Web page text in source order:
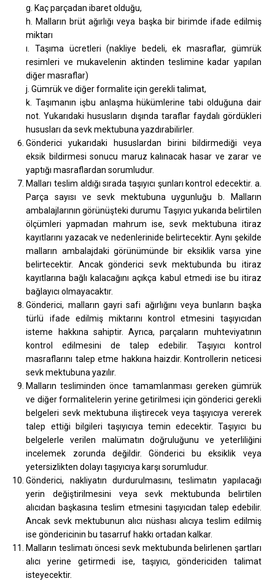
g. Kaç parçadan ibaret olduğu,
h. Malların brüt ağırlığı veya başka bir birimde ifade edilmiş
miktarı
ı. Taşıma ücretleri (nakliye bedeli, ek masraflar, gümrük
resimleri ve mukavelenin aktinden teslimine kadar yapılan
diğer masraflar)
j. Gümrük ve diğer formalite için gerekli talimat,
k. Taşımanın işbu anlaşma hükümlerine tabi olduğuna dair
not. Yukarıdaki hususların dışında taraflar faydalı gördükleri
hususları da sevk mektubuna yazdırabilirler.
Gönderici yukarıdaki hususlardan birini bildirmediği veya
eksik bildirmesi sonucu maruz kalınacak hasar ve zarar ve
yaptığı masraflardan sorumludur.
Malları teslim aldığı sırada taşıyıcı şunları kontrol edecektir. a.
Parça sayısı ve sevk mektubuna uygunluğu b. Malların
ambalajlarının görünüşteki durumu Taşıyıcı yukarıda belirtilen
ölçümleri yapmadan mahrum ise, sevk mektubuna itiraz
kayıtlarını yazacak ve nedenlerinide belirtecektir. Aynı şekilde
malların ambalajdaki görünümünde bir eksiklik varsa yine
belirtecektir. Ancak gönderici sevk mektubunda bu itiraz
kayıtlarına bağlı kalacağını açıkça kabul etmedi ise bu itiraz
bağlayıcı olmayacaktır.
Gönderici, malların gayri safi ağırlığını veya bunların başka
türlü ifade edilmiş miktarını kontrol etmesini taşıyıcıdan
isteme hakkına sahiptir. Ayrıca, parçaların muhteviyatının
kontrol edilmesini de talep edebilir. Taşıyıcı kontrol
masraflarını talep etme hakkına haizdir. Kontrollerin neticesi
sevk mektubuna yazılır.
Malların tesliminden önce tamamlanması gereken gümrük
ve diğer formalitelerin yerine getirilmesi için gönderici gerekli
belgeleri sevk mektubuna iliştirecek veya taşıyıcıya vererek
talep ettiği bilgileri taşıyıcıya temin edecektir. Taşıyıcı bu
belgelerle verilen malümatın doğruluğunu ve yeterliliğini
incelemek zorunda değildir. Gönderici bu eksiklik veya
yetersizlikten dolayı taşıyıcıya karşı sorumludur.
Gönderici, nakliyatın durdurulmasını, teslimatın yapılacağı
yerin değiştirilmesini veya sevk mektubunda belirtilen
alıcıdan başkasına teslim etmesini taşıyıcıdan talep edebilir.
Ancak sevk mektubunun alıcı nüshası alıcıya teslim edilmiş
ise göndericinin bu tasarruf hakkı ortadan kalkar.
Malların teslimatı öncesi sevk mektubunda belirlenen şartları
alıcı yerine getirmedi ise, taşıyıcı, göndericiden talimat
isteyecektir.